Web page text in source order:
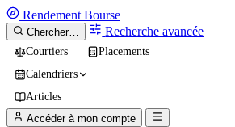
Rendement Bourse
Chercher… Recherche avancée
Courtiers
Placements
Calendriers
Articles
Accéder à mon compte